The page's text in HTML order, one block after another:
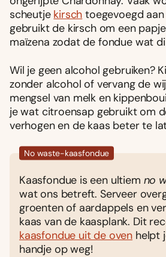
scheutje kirsch toegevoegd
gebruikt de kirsch om een
maïzena zodat de fondue wat
Wil je geen alcohol gebruiken?
zonder alcohol of vervang de
mengsel van melk en
je wat citroensap gebruikt om
verhogen en de kaas beter te
No waste-kaasfondue
Kaasfondue is een ultiem no
wat ons betreft. Serveer
groenten of aardappels en
kaas van de kaasplank. Dit
kaasfondue uit de oven helpt
handje op weg!